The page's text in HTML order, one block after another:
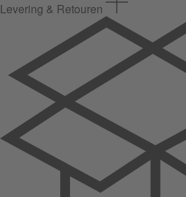
Levering & Retouren